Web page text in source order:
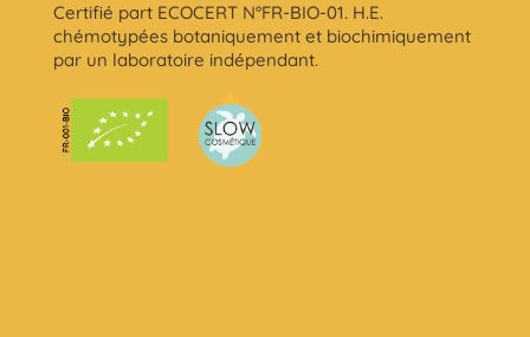
Certifié part ECOCERT N°FR-BIO-01. H.E.
chémotypées botaniquement et biochimiquement
par un laboratoire indépendant.